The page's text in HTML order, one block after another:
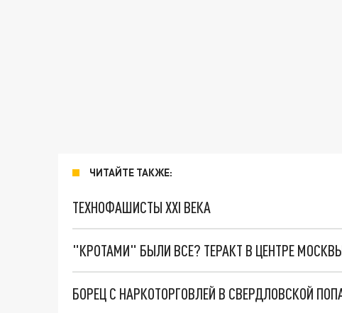
ЧИТАЙТЕ ТАКЖЕ:
ТЕХНОФАШИСТЫ XXI ВЕКА
"КРОТАМИ" БЫЛИ ВСЕ? ТЕРАКТ В ЦЕНТРЕ
БОРЕЦ С НАРКОТОРГОВЛЕЙ В СВЕРДЛОВСКОЙ